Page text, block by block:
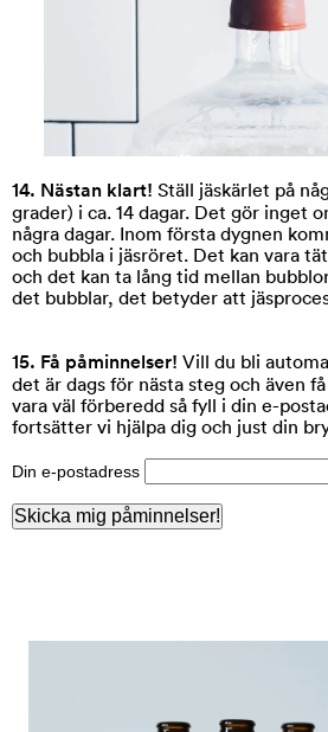
14. Nästan klart! Ställ jäskärlet på
grader) i ca. 14 dagar. Det gör inget
några dagar. Inom första dygnen
och bubbla i jäsröret. Det kan vara
och det kan ta lång tid mellan
det bubblar, det betyder att
15. Få påminnelser! Vill du bli
det är dags för nästa steg och även
vara väl förberedd så fyll i din e-
fortsätter vi hjälpa dig och just din
Din e-postadress